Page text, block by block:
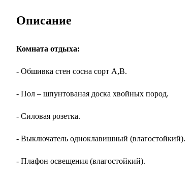
Описание
Комната отдыха:
- Обшивка стен сосна сорт А,В.
- Пол – шпунтованая доска хвойных пород.
- Силовая розетка.
- Выключатель одноклавишный (влагостойкий).
- Плафон освещения (влагостойкий).